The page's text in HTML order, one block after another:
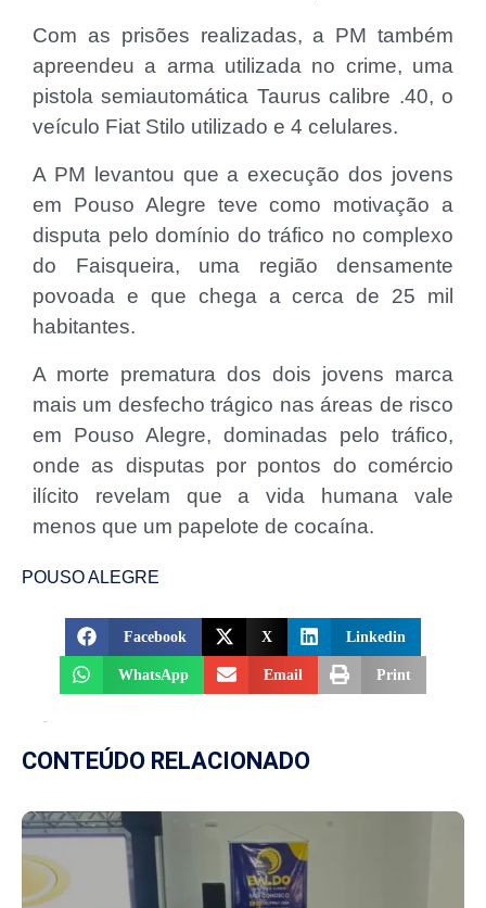
Com as prisões realizadas, a PM também
apreendeu a arma utilizada no crime, uma
pistola semiautomática Taurus calibre .40, o
veículo Fiat Stilo utilizado e 4 celulares.
A PM levantou que a execução dos jovens
em Pouso Alegre teve como motivação a
disputa pelo domínio do tráfico no complexo
do Faisqueira, uma região densamente
povoada e que chega a cerca de 25 mil
habitantes.
A morte prematura dos dois jovens marca
mais um desfecho trágico nas áreas de risco
em Pouso Alegre, dominadas pelo tráfico,
onde as disputas por pontos do comércio
ilícito revelam que a vida humana vale
menos que um papelote de cocaína.
POUSO ALEGRE
Facebook X Linkedin
WhatsApp Email Print
CONTEÚDO RELACIONADO